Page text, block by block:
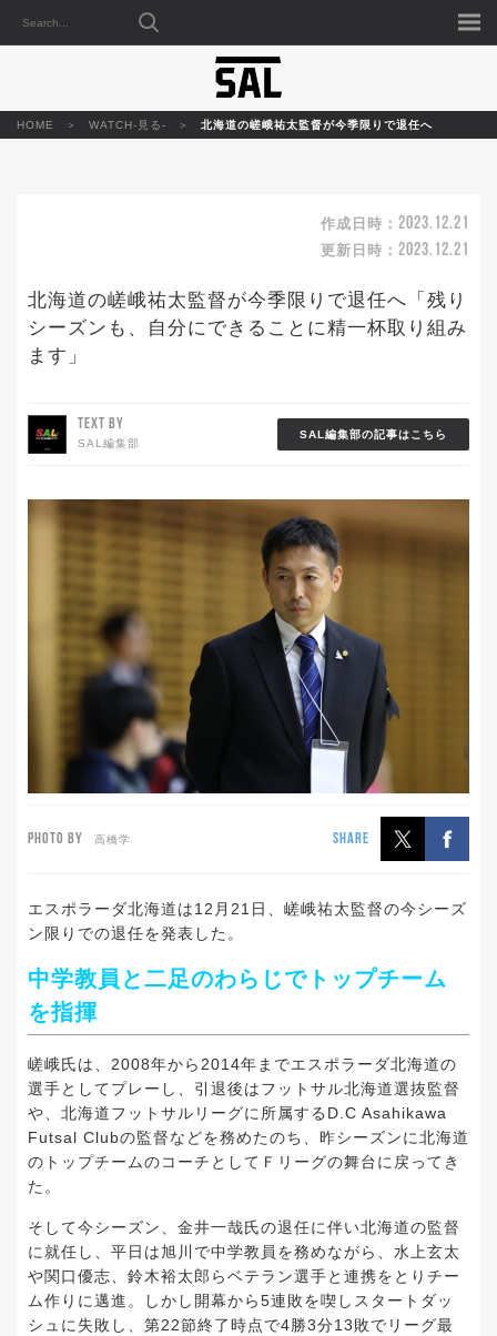
HOME WATCH-見る- 北海道の嵯峨祐太監督が今季限りで退任へ
作成日時： 2023.12.21
更新日時： 2023.12.21
北海道の嵯峨祐太監督が今季限りで退任へ「残り
シーズンも、自分にできることに精一杯取り組み
ます」
TEXT BY
SAL編集部
SAL編集部の記事はこちら
PHOTO BY 高橋学 SHARE
エスポラーダ北海道は12月21日、嵯峨祐太監督の今シーズ
ン限りでの退任を発表した。
中学教員と二足のわらじでトップチーム
を指揮
嵯峨氏は、2008年から2014年までエスポラーダ北海道の
選手としてプレーし、引退後はフットサル北海道選抜監督
や、北海道フットサルリーグに所属するD.C Asahikawa
Futsal Clubの監督などを務めたのち、昨シーズンに北海道
のトップチームのコーチとしてＦリーグの舞台に戻ってき
た。
そして今シーズン、金井一哉氏の退任に伴い北海道の監督
に就任し、平日は旭川で中学教員を務めながら、水上玄太
や関口優志、鈴木裕太郎らベテラン選手と連携をとりチー
ム作りに邁進。しかし開幕から5連敗を喫しスタートダッ
シュに失敗し、第22節終了時点で4勝3分13敗でリーグ最